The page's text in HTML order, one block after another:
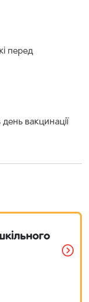
перед
вакцинації